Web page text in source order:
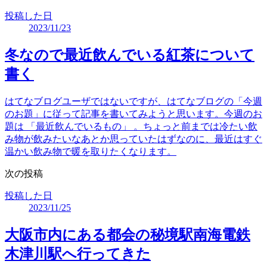
投稿した日
2023/11/23
冬なので最近飲んでいる紅茶について
書く
はてなブログユーザではないですが、はてなブログの「今週
のお題」に従って記事を書いてみようと思います。今週のお
題は 「最近飲んでいるもの」 。ちょっと前までは冷たい飲
み物が飲みたいなあとか思っていたはずなのに、最近はすぐ
温かい飲み物で暖を取りたくなります。
次の投稿
投稿した日
2023/11/25
大阪市内にある都会の秘境駅南海電鉄
木津川駅へ行ってきた